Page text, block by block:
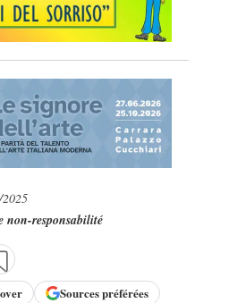
non-responsabilité
Sources préférées